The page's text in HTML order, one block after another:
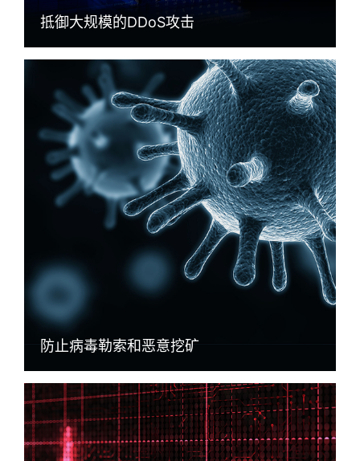
抵御大规模的DDoS攻击
防止病毒勒索和恶意挖矿